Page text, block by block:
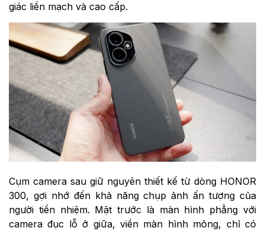
giác liền mạch và cao cấp.
Cụm camera sau giữ nguyên thiết kế từ dòng HONOR
300, gợi nhớ đến khả năng chụp ảnh ấn tượng của
người tiền nhiệm. Mặt trước là màn hình phẳng với
camera đục lỗ ở giữa, viền màn hình mỏng, chỉ có